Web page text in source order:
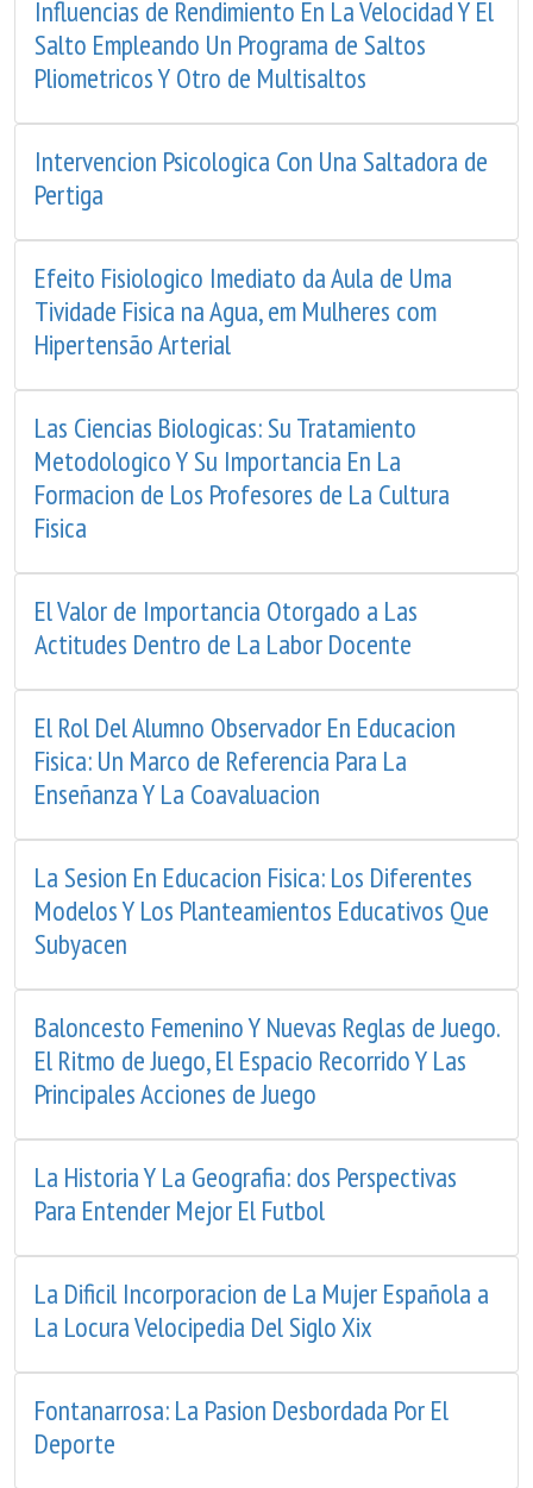
Influencias de Rendimiento En La Velocidad Y El
Salto Empleando Un Programa de Saltos
Pliometricos Y Otro de Multisaltos
Intervencion Psicologica Con Una Saltadora de
Pertiga
Efeito Fisiologico Imediato da Aula de Uma
Tividade Fisica na Agua, em Mulheres com
Hipertensão Arterial
Las Ciencias Biologicas: Su Tratamiento
Metodologico Y Su Importancia En La
Formacion de Los Profesores de La Cultura
Fisica
El Valor de Importancia Otorgado a Las
Actitudes Dentro de La Labor Docente
El Rol Del Alumno Observador En Educacion
Fisica: Un Marco de Referencia Para La
Enseñanza Y La Coavaluacion
La Sesion En Educacion Fisica: Los Diferentes
Modelos Y Los Planteamientos Educativos Que
Subyacen
Baloncesto Femenino Y Nuevas Reglas de Juego.
El Ritmo de Juego, El Espacio Recorrido Y Las
Principales Acciones de Juego
La Historia Y La Geografia: dos Perspectivas
Para Entender Mejor El Futbol
La Dificil Incorporacion de La Mujer Española a
La Locura Velocipedia Del Siglo Xix
Fontanarrosa: La Pasion Desbordada Por El
Deporte